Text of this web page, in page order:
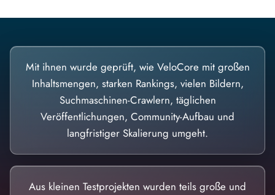
Mit ihnen wurde geprüft, wie VeloCore mit großen
Inhaltsmengen, starken Rankings, vielen Bildern,
Suchmaschinen-Crawlern, täglichen
Veröffentlichungen, Community-Aufbau und
langfristiger Skalierung umgeht.
Aus kleinen Testprojekten wurden teils große und